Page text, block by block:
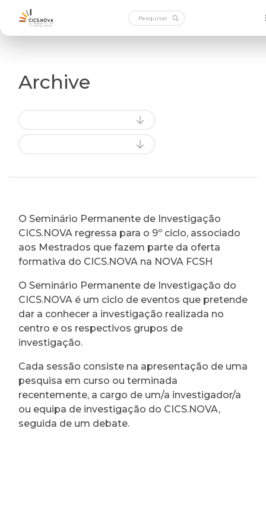
Archive
O Seminário Permanente de Investigação
CICS.NOVA regressa para o 9º ciclo, associado
aos Mestrados que fazem parte da oferta
formativa do CICS.NOVA na NOVA FCSH
O Seminário Permanente de Investigação do
CICS.NOVA é um ciclo de eventos que pretende
dar a conhecer a investigação realizada no
centro e os respectivos grupos de
investigação.
Cada sessão consiste na apresentação de uma
pesquisa em curso ou terminada
recentemente, a cargo de um/a investigador/a
ou equipa de investigação do CICS.NOVA,
seguida de um debate.